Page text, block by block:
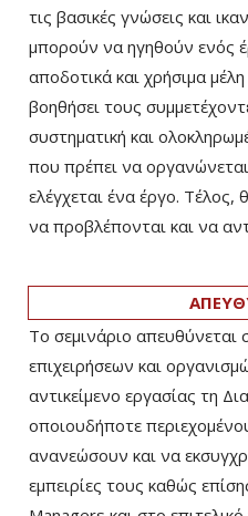
τις βασικές γνώσεις και
μπορούν να ηγηθούν ενός
αποδοτικά και χρήσιμα
βοηθήσει τους
συστηματική και
που πρέπει να
ελέγχεται ένα έργο.
να προβλέπονται και να
Το σεμινάριο απευθύνεται
επιχειρήσεων και
αντικείμενο εργασίας τη
οποιουδήποτε
ανανεώσουν και να
εμπειρίες τους καθώς